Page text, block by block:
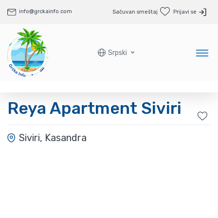
info@grckainfo.com Sačuvan smeštaj Prijavi se
Srpski
Reya Apartment Siviri
Siviri, Kasandra